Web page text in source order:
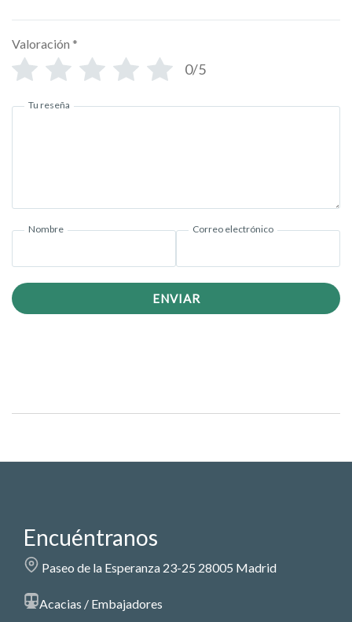
Valoración *
0/5
Tu reseña
Nombre Correo electrónico
ENVIAR
Encuéntranos
Paseo de la Esperanza 23-25 28005 Madrid
Acacias / Embajadores